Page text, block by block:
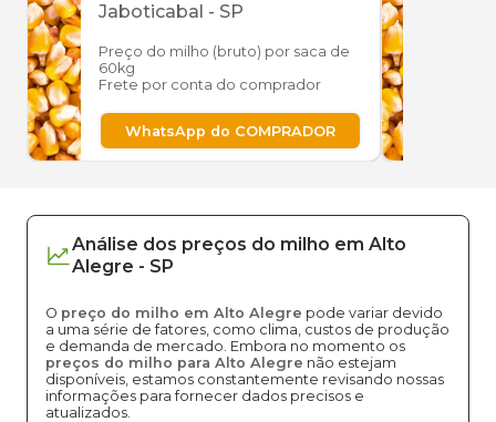
Jaboticabal - SP
Preço do milho (bruto) por saca de
60kg
Frete por conta do comprador
WhatsApp do COMPRADOR
Análise dos preços do milho em Alto
Alegre - SP
O preço do milho em Alto Alegre pode variar devido
a uma série de fatores, como clima, custos de produção
e demanda de mercado. Embora no momento os
preços do milho para Alto Alegre não estejam
disponíveis, estamos constantemente revisando nossas
informações para fornecer dados precisos e
atualizados.